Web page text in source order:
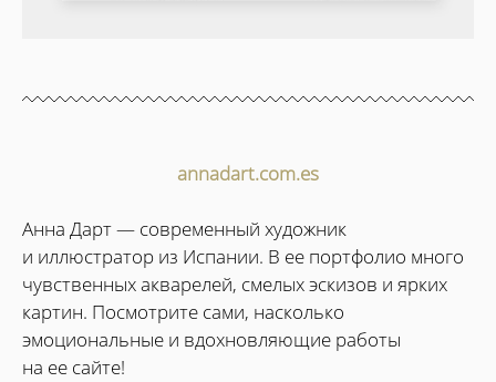
annadart.com.es
Анна Дарт — современный художник
и иллюстратор из Испании. В ее портфолио много
чувственных акварелей, смелых эскизов и ярких
картин. Посмотрите сами, насколько
эмоциональные и вдохновляющие работы
на ее сайте!